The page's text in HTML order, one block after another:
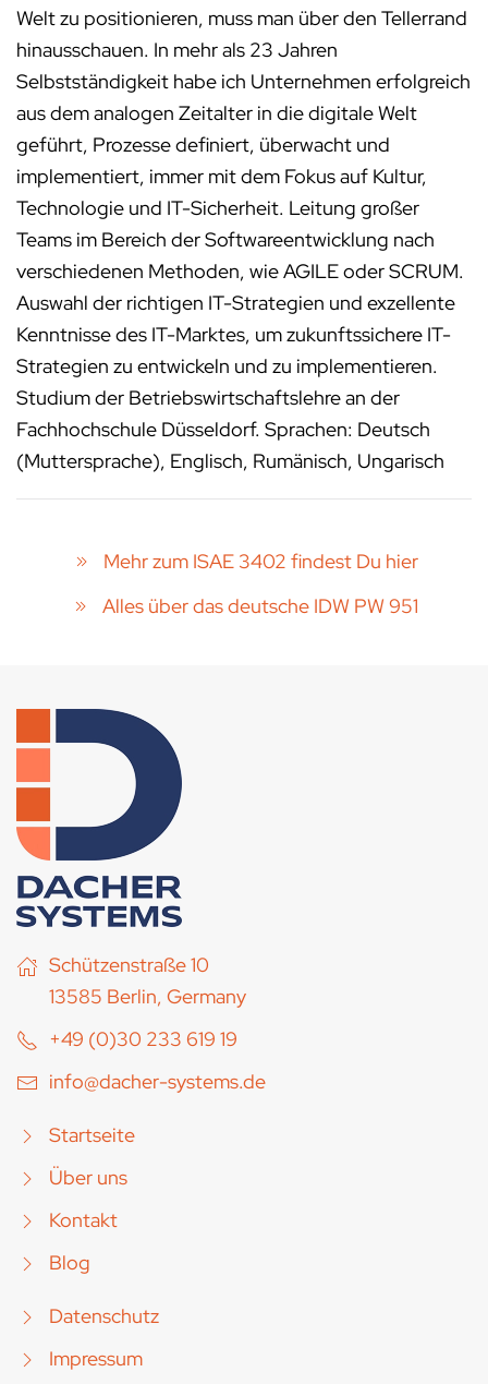
Welt zu positionieren, muss man über den Tellerrand
hinausschauen. In mehr als 23 Jahren
Selbstständigkeit habe ich Unternehmen erfolgreich
aus dem analogen Zeitalter in die digitale Welt
geführt, Prozesse definiert, überwacht und
implementiert, immer mit dem Fokus auf Kultur,
Technologie und IT-Sicherheit. Leitung großer
Teams im Bereich der Softwareentwicklung nach
verschiedenen Methoden, wie AGILE oder SCRUM.
Auswahl der richtigen IT-Strategien und exzellente
Kenntnisse des IT-Marktes, um zukunftssichere IT-
Strategien zu entwickeln und zu implementieren.
Studium der Betriebswirtschaftslehre an der
Fachhochschule Düsseldorf. Sprachen: Deutsch
(Muttersprache), Englisch, Rumänisch, Ungarisch
Mehr zum ISAE 3402 findest Du hier
Alles über das deutsche IDW PW 951
Schützenstraße 10
13585 Berlin, Germany
+49 (0)30 233 619 19
info@dacher-systems.de
Startseite
Über uns
Kontakt
Blog
Datenschutz
Impressum